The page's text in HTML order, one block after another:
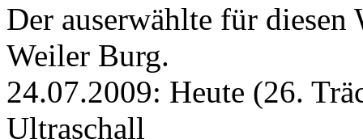
Der auserwählte für
Weiler Burg.
24.07.2009: Heute (26.
Ultraschall